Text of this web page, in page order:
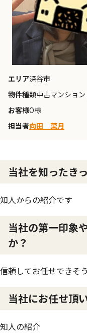
エリア深谷市
物件種類中古マンショ
お客様O様
担当者向田 菜月
当社を知ったき
知人からの紹介です
当社の第一印象
か？
信頼してお任せできそ
当社にお任せ頂
知人の紹介